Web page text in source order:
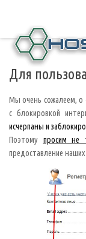
Для
Мы очень сожалеем, о
с блокировкой
исчерпаны и
Поэтому просим не
предоставление